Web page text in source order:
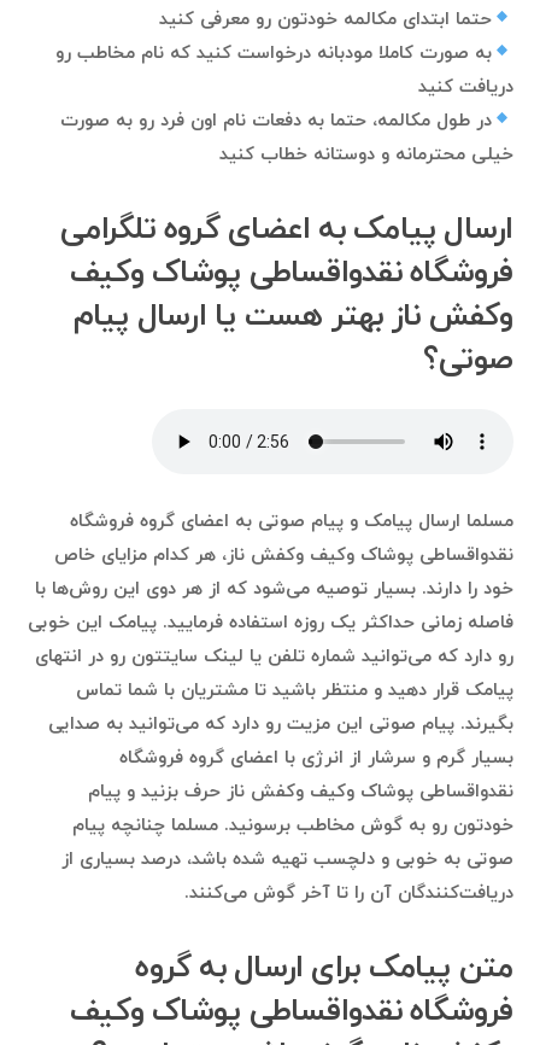
حتما ابتدای مکالمه خودتون رو معرفی کنید
به صورت کاملا مودبانه درخواست کنید که نام مخاطب رو
دریافت کنید
در طول مکالمه، حتما به دفعات نام اون فرد رو به صورت
خیلی محترمانه و دوستانه خطاب کنید
ارسال پیامک به اعضای گروه تلگرامی
فروشگاه نقدواقساطی پوشاک وکیف
وکفش ناز بهتر هست یا ارسال پیام
صوتی؟
مسلما ارسال پیامک و پیام صوتی به اعضای گروه فروشگاه
نقدواقساطی پوشاک وکیف وکفش ناز، هر کدام مزایای خاص
خود را دارند. بسیار توصیه می‌شود که از هر دوی این روش‌ها با
فاصله زمانی حداکثر یک روزه استفاده فرمایید. پیامک این خوبی
رو دارد که می‌توانید شماره تلفن یا لینک سایتتون رو در انتهای
پیامک قرار دهید و منتظر باشید تا مشتریان با شما تماس
بگیرند. پیام صوتی این مزیت رو دارد که می‌توانید به صدایی
بسیار گرم و سرشار از انرژی با اعضای گروه فروشگاه
نقدواقساطی پوشاک وکیف وکفش ناز حرف بزنید و پیام
خودتون رو به گوش مخاطب برسونید. مسلما چنانچه پیام
صوتی به خوبی و دلچسب تهیه شده باشد، درصد بسیاری از
دریافت‌کنندگان آن را تا آخر گوش می‌کنند.
متن پیامک برای ارسال به گروه
فروشگاه نقدواقساطی پوشاک وکیف